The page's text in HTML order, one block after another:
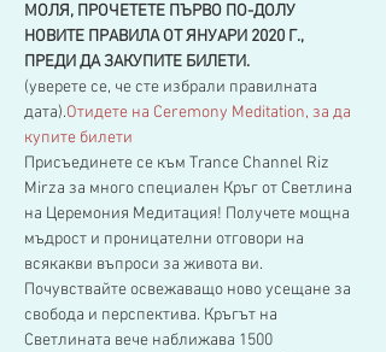
МОЛЯ, ПРОЧЕТЕТЕ ПЪРВО ПО-ДОЛУ
НОВИТЕ ПРАВИЛА ОТ ЯНУАРИ 2020 Г.,
ПРЕДИ ДА ЗАКУПИТЕ БИЛЕТИ.
(уверете се, че сте избрали правилната
дата).Отидете на Ceremony Meditation, за да
купите билети
Присъединете се към Trance Channel Riz
Mirza за много специален Кръг от Светлина
на Церемония Медитация! Получете мощна
мъдрост и проницателни отговори на
всякакви въпроси за живота ви.
Почувствайте освежаващо ново усещане за
свобода и перспектива. Кръгът на
Светлината вече наближава 1500